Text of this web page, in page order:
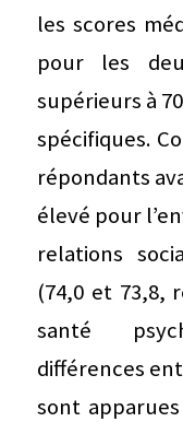
les scores
pour les
supérieurs à
spécifiques.
répondants
élevé pour
relations
(74,0 et 73,8,
santé
différences
sont